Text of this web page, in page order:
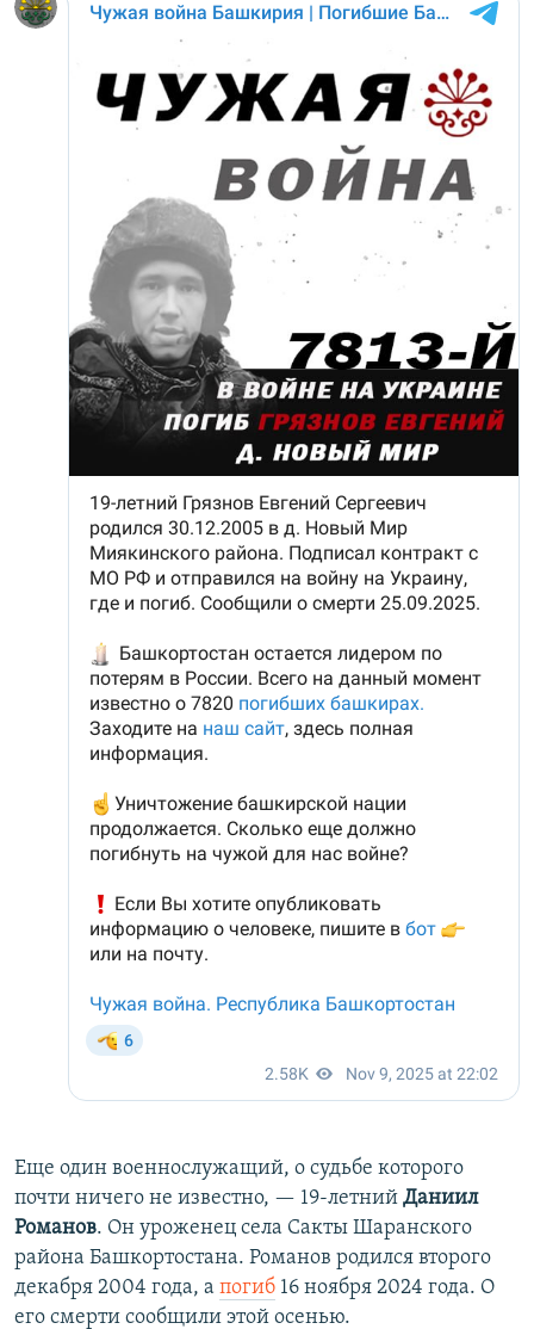
Еще один военнослужащий, о судьбе которого
почти ничего не известно, — 19-летний Даниил
Романов. Он уроженец села Сакты Шаранского
района Башкортостана. Романов родился второго
декабря 2004 года, а погиб 16 ноября 2024 года. О
его смерти сообщили этой осенью.